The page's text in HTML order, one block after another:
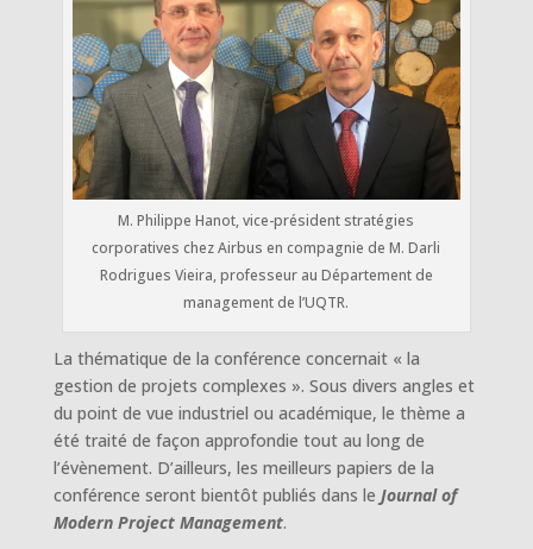
M. Philippe Hanot, vice-président stratégies
corporatives chez Airbus en compagnie de M. Darli
Rodrigues Vieira, professeur au Département de
management de l’UQTR.
La thématique de la conférence concernait « la
gestion de projets complexes ». Sous divers angles et
du point de vue industriel ou académique, le thème a
été traité de façon approfondie tout au long de
l’évènement. D’ailleurs, les meilleurs papiers de la
conférence seront bientôt publiés dans le Journal of
Modern Project Management.